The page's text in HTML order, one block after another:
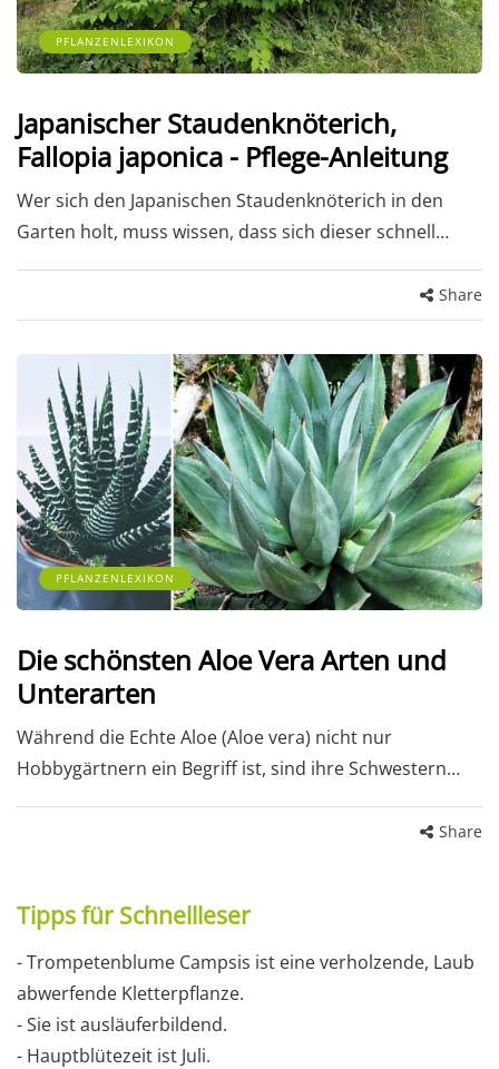
PFLANZENLEXIKON
Japanischer Staudenknöterich,
Fallopia japonica - Pflege-Anleitung
Wer sich den Japanischen Staudenknöterich in den
Garten holt, muss wissen, dass sich dieser schnell…
Share
PFLANZENLEXIKON
Die schönsten Aloe Vera Arten und
Unterarten
Während die Echte Aloe (Aloe vera) nicht nur
Hobbygärtnern ein Begriff ist, sind ihre Schwestern…
Share
Tipps für Schnellleser
- Trompetenblume Campsis ist eine verholzende, Laub
abwerfende Kletterpflanze.
- Sie ist ausläuferbildend.
- Hauptblütezeit ist Juli.